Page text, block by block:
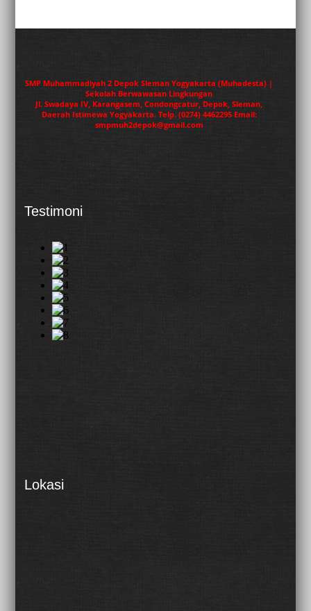
SMP Muhammadiyah 2 Depok Sleman Yogyakarta (Muhadesta) |
Sekolah Berwawasan Lingkungan
Jl. Swadaya IV, Karangasem, Condongcatur, Depok, Sleman,
Daerah Istimewa Yogyakarta. Telp. (0274) 4462295 Email:
smpmuh2depok@gmail.com
Testimoni
Lokasi